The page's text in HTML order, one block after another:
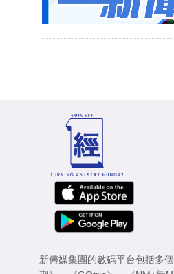
新傳媒集團的數碼平台包括多